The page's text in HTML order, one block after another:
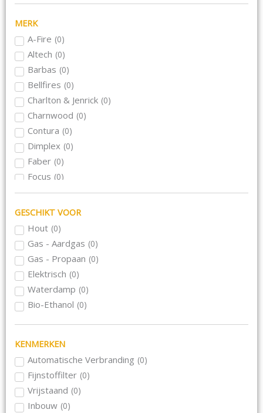
MERK
A-Fire (0)
Altech (0)
Barbas (0)
Bellfires (0)
Charlton & Jenrick (0)
Charnwood (0)
Contura (0)
Dimplex (0)
Faber (0)
Focus (0)
Hase (0)
Hwam ( 0)
Morso 0
Nordpeis
0
Wanders
Wiking (0)
Le Feu (0)
Blaze Harmony
GESCHIKT VOOR
Hout (0)
Gas - Aardgas (0)
Gas - Propaan (0)
Elektrisch (0)
Waterdamp (0)
Bio-Ethanol (0)
KENMERKEN
Automatische Verbranding (0)
Fijnstoffilter (0)
Vrijstaand (0)
Inbouw (0)